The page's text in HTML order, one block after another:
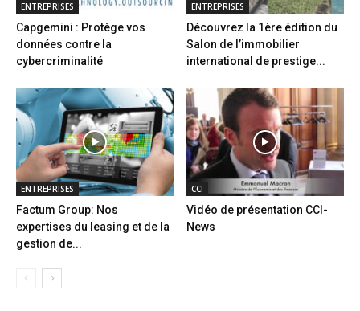
ENTREPRISES
Capgemini : Protège vos
données contre la
cybercriminalité
ENTREPRISES
Découvrez la 1ère édition du
Salon de l’immobilier
international de prestige...
ENTREPRISES
Factum Group: Nos
expertises du leasing et de la
gestion de...
CCI
Vidéo de présentation CCI-
News